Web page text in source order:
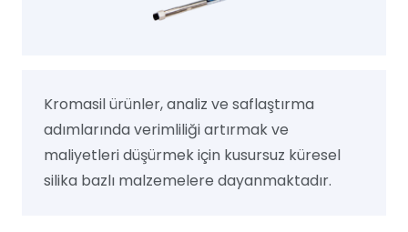
Kromasil ürünler, analiz ve saflaştırma
adımlarında verimliliği artırmak ve
maliyetleri düşürmek için kusursuz küresel
silika bazlı malzemelere dayanmaktadır.